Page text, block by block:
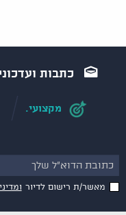
כתבות
מקצועי.
מאשר/ת רישום לדיור